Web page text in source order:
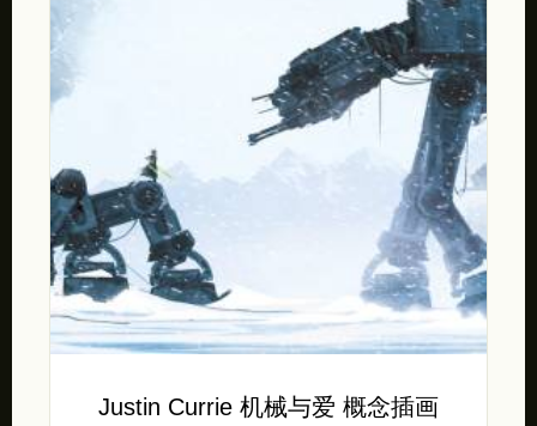
Justin Currie 机械与爱 概念插画